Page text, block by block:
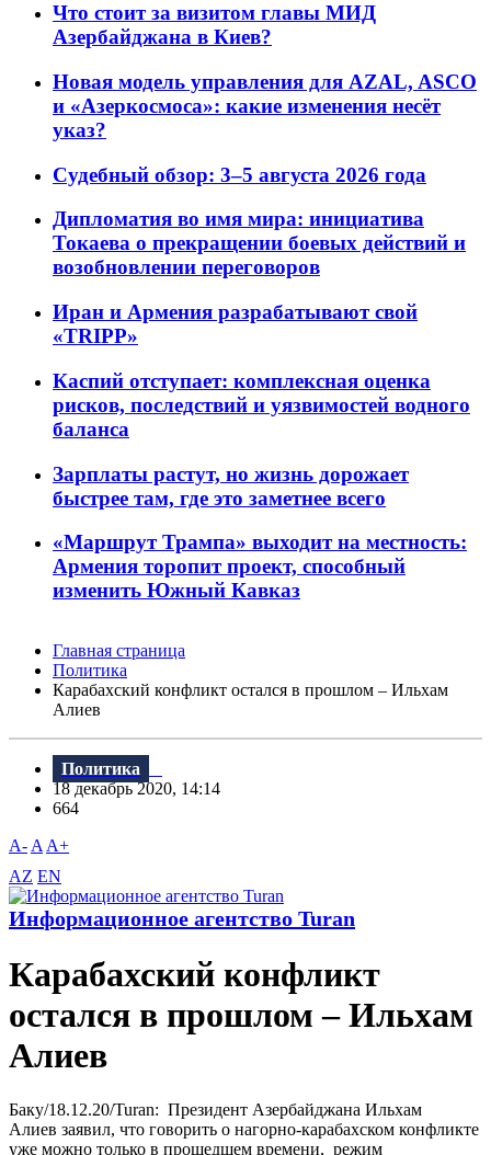
Что стоит за визитом главы МИД
Азербайджана в Киев?
Новая модель управления для AZAL, ASCO
и «Азеркосмоса»: какие изменения несёт
указ?
Судебный обзор: 3–5 августа 2026 года
Дипломатия во имя мира: инициатива
Токаева о прекращении боевых действий и
возобновлении переговоров
Иран и Армения разрабатывают свой
«TRIPP»
Каспий отступает: комплексная оценка
рисков, последствий и уязвимостей водного
баланса
Зарплаты растут, но жизнь дорожает
быстрее там, где это заметнее всего
«Маршрут Трампа» выходит на местность:
Армения торопит проект, способный
изменить Южный Кавказ
Главная страница
Политика
Карабахский конфликт остался в прошлом – Ильхам
Алиев
Политика
18 декабрь 2020, 14:14
664
A- A A+
AZ EN
Информационное агентство Turan
Карабахский конфликт
остался в прошлом – Ильхам
Алиев
Баку/18.12.20/Turan: Президент Азербайджана Ильхам
Алиев заявил, что говорить о нагорно-карабахском конфликте
уже можно только в прошедшем времени, режим